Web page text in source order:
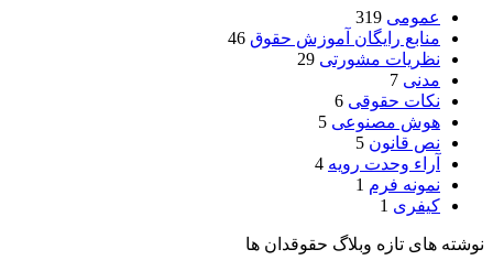
عمومی 319
منابع رایگان آموزش حقوق 46
نظریات مشورتی 29
مدنی 7
نکات حقوقی 6
هوش مصنوعی 5
نص قانون 5
آراء وحدت رویه 4
نمونه فرم 1
کیفری 1
نوشته های تازه وبلاگ حقوقدان ها